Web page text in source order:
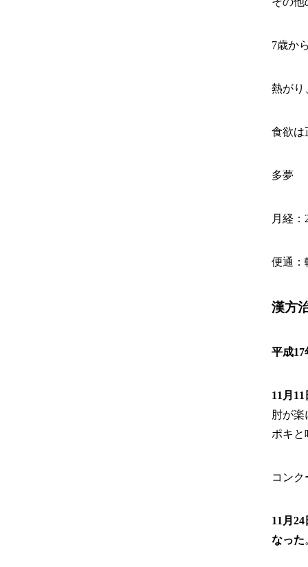
7歳か
熱がり
食欲は
多夢
月経：
便通：
漢方
平成17
11月11
肘が
ポキと
コン
11月24
なった